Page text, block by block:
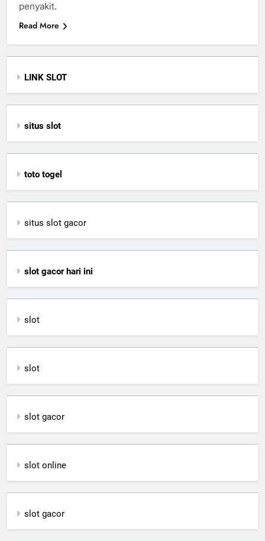
penyakit.
Read More
LINK SLOT
situs slot
toto togel
situs slot gacor
slot gacor hari ini
slot
slot
slot gacor
slot online
slot gacor